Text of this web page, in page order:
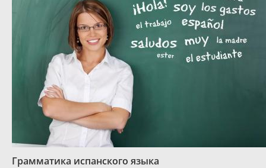
Грамматика испанского языка